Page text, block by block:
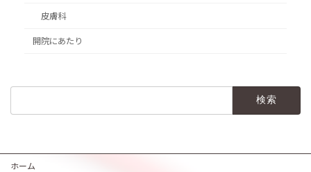
皮膚科
開院にあたり
ホーム